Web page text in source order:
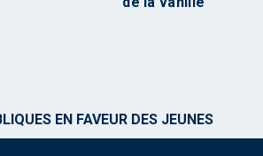
EN FAVEUR DES JEUNES